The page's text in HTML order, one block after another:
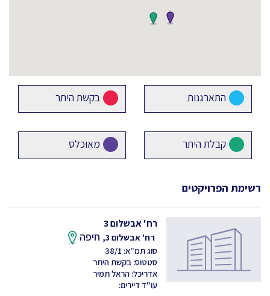
התארגנות בקשת היתר
קבלת היתר מאוכלס
רשימת הפרויקטים
רח' אבשלום 3
רח' אבשלום 3, חיפה
סוג תמ"א: 38/1
סטטוס: בקשת היתר
אדריכל: הראל תמיר
עו"ד דיירים: